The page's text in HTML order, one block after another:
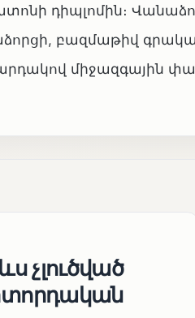
դիպլոմին։
բազմաթիվ
միջազգային
չլուծված